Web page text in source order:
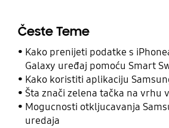
Česte Teme
Kako prenijeti podatke s
Galaxy uređaj pomoću Smart
Kako koristiti aplikaciju
Šta znači zelena tačka na vrhu
Mogucnosti otkljucavanja
uredaja